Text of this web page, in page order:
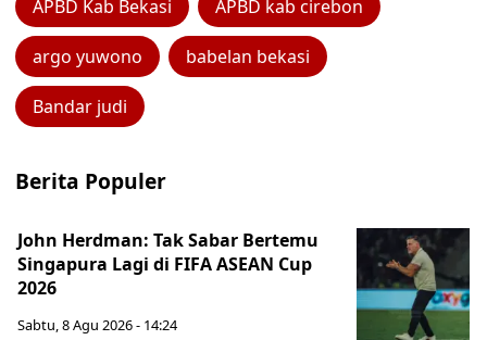
APBD Kab Bekasi APBD kab cirebon
argo yuwono babelan bekasi
Bandar judi
Berita Populer
John Herdman: Tak Sabar Bertemu
Singapura Lagi di FIFA ASEAN Cup
2026
Sabtu, 8 Agu 2026 - 14:24